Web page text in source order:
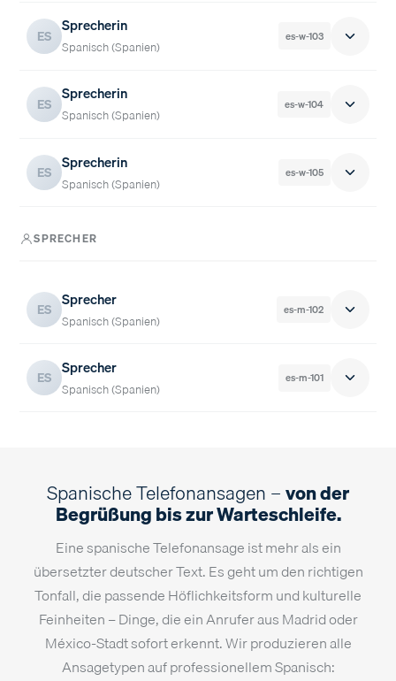
Sprecherin es-w-101 anfragen →
Hörprobe STUDIO 0:19
Sprecherin es-w-102 anfragen →
ES Sprecherin
Spanisch (Spanien)
es-w-103
Hörprobe STUDIO 0:32
Sprecherin es-w-103 anfragen →
ES Sprecherin
Spanisch (Spanien)
es-w-104
Hörprobe STUDIO 0:13
Sprecherin es-w-104 anfragen →
ES Sprecherin
Spanisch (Spanien)
es-w-105
Hörprobe
Sprecherin es-w-105 anfragen →
SPRECHER
ES Sprecher
Spanisch (Spanien)
es-m-102
Hörprobe STUDIO 0:16
ES Sprecher
Spanisch (Spanien)
es-m-101
Sprecher es-m-101 anfragen →
Spanische Telefonansagen –von der
Begrüßung bis zur Warteschleife.
Eine spanische Telefonansage ist mehr als ein
übersetzter deutscher Text. Es geht um den richtigen
Tonfall, die passende Höflichkeitsform und kulturelle
Feinheiten – Dinge, die ein Anrufer aus Madrid oder
México-Stadt sofort erkennt. Wir produzieren alle
Ansagetypen auf professionellem Spanisch: